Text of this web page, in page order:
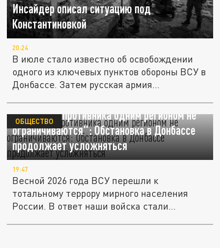
Инсайдер описал ситуацию под
Константиновкой
20:24
В июле стало известно об освобождении
одного из ключевых пунктов обороны ВСУ в
Донбассе. Затем русская армия...
"Аппетиты противника одним регионом не
ограничиваются": Обстановка в Донбассе
продолжает усложняться
ОБЩЕСТВО
19:47
Весной 2026 года ВСУ перешли к
тотальному террору мирного населения
России. В ответ наши войска стали